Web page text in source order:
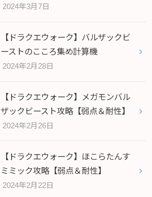
2024年3月7日
【ドラクエウォーク】バルザックビ
ーストのこころ集め計算機
2024年2月28日
【ドラクエウォーク】メガモンバル
ザックビースト攻略【弱点＆耐性】
2024年2月26日
【ドラクエウォーク】ほこらたんす
ミミック攻略【弱点＆耐性】
2024年2月22日